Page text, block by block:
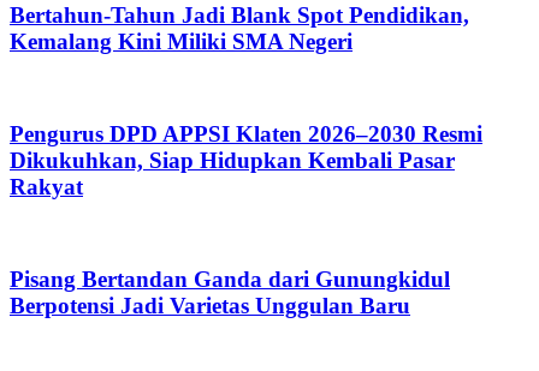
Bertahun-Tahun Jadi Blank Spot Pendidikan,
Kemalang Kini Miliki SMA Negeri
Pengurus DPD APPSI Klaten 2026–2030 Resmi
Dikukuhkan, Siap Hidupkan Kembali Pasar
Rakyat
Pisang Bertandan Ganda dari Gunungkidul
Berpotensi Jadi Varietas Unggulan Baru